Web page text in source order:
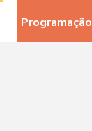
Programação